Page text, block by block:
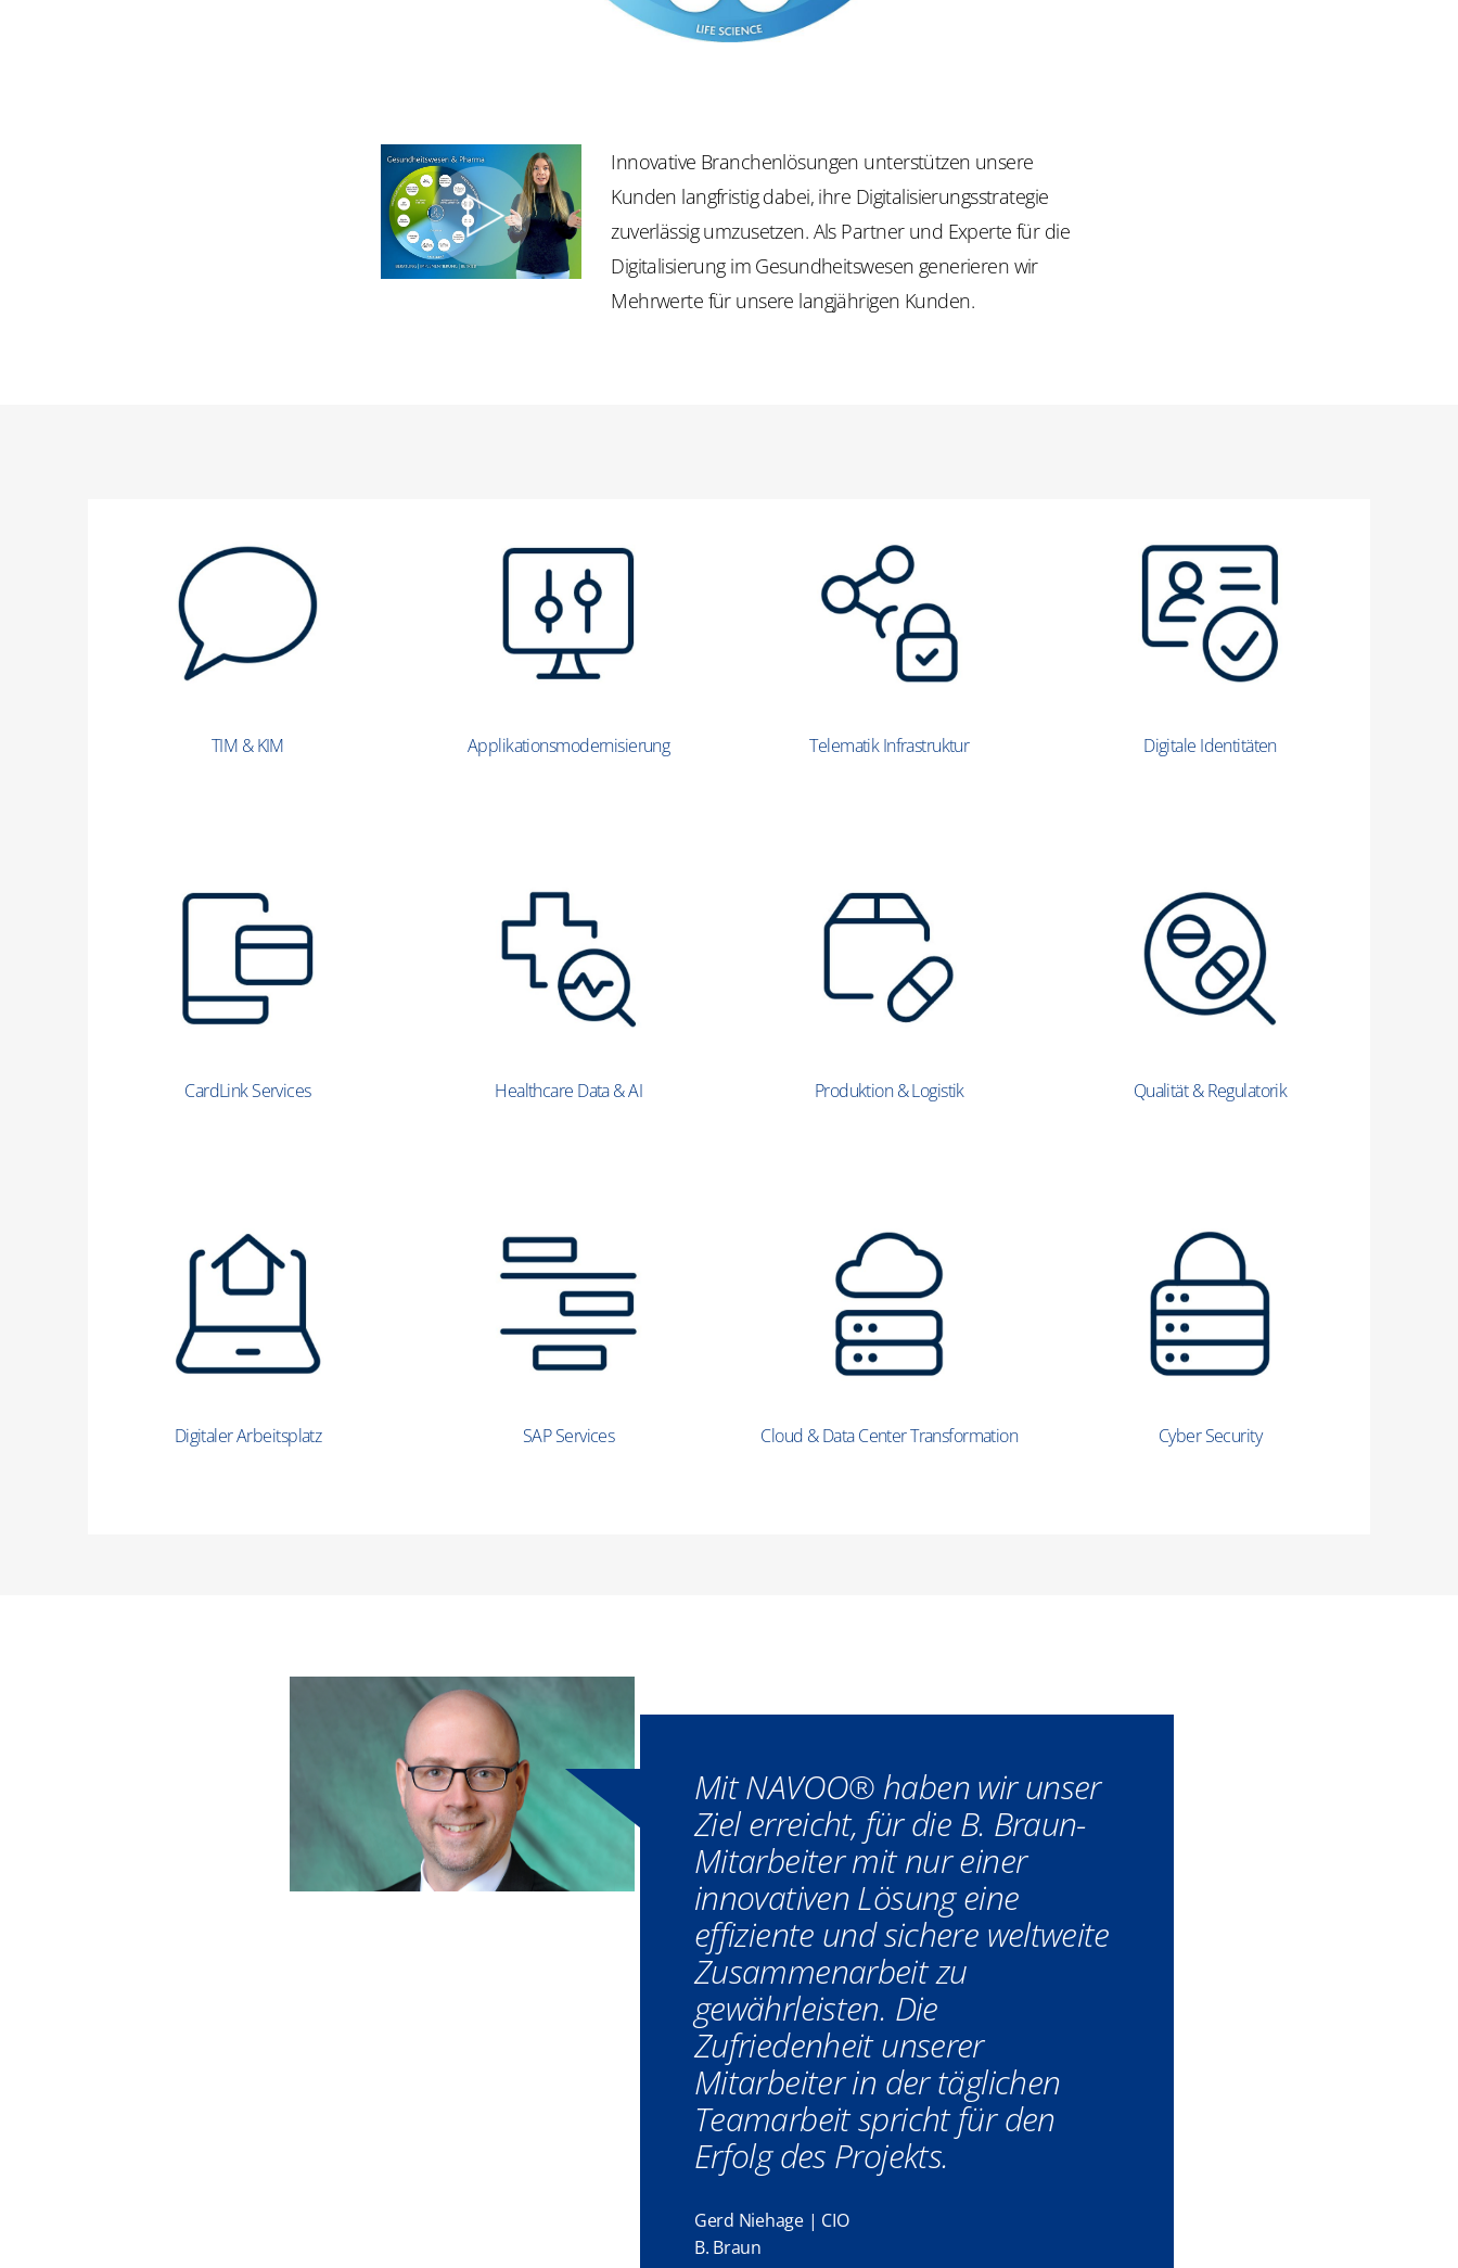
Innovative Branchenlösungen unterstützen unsere
Kunden langfristig dabei, ihre Digitalisierungsstrategie
zuverlässig umzusetzen. Als Partner und Experte für die
Digitalisierung im Gesundheitswesen generieren wir
Mehrwerte für unsere langjährigen Kunden.
TIM & KIM Applikationsmodernisierung Telematik Infrastruktur Digitale Identitäten
CardLink Services Healthcare Data & AI Produktion & Logistik Qualität & Regulatorik
Digitaler Arbeitsplatz SAP Services Cloud & Data Center Transformation Cyber Security
Mit NAVOO® haben wir unser
Ziel erreicht, für die B. Braun-
Mitarbeiter mit nur einer
innovativen Lösung eine
effiziente und sichere weltweite
Zusammenarbeit zu
gewährleisten. Die
Zufriedenheit unserer
Mitarbeiter in der täglichen
Teamarbeit spricht für den
Erfolg des Projekts.
Gerd Niehage | CIO
B. Braun